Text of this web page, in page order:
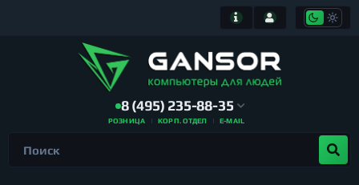
8 (495) 235-88-35
РОЗНИЦА КОРП. ОТДЕЛ E-MAIL